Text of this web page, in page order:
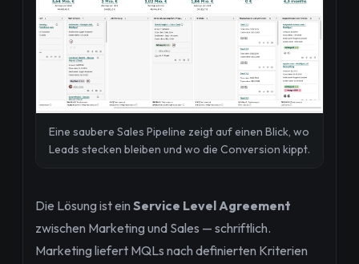
Eine saubere Sales Pipeline zeigt auf einen Blick, wo
Leads stecken bleiben und wo die Conversion kippt.
Die Lösung ist ein Service Level Agreement
zwischen Marketing und Sales — schriftlich.
Marketing liefert MQLs nach definierten Kriterien